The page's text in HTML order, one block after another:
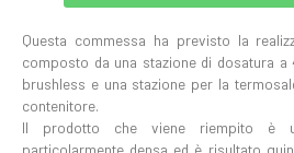
Questa commessa ha previsto la
composto da una stazione di dosatura
brushless e una stazione per la
contenitore.
Il prodotto che viene riempito è
particolarmente densa ed è risultato